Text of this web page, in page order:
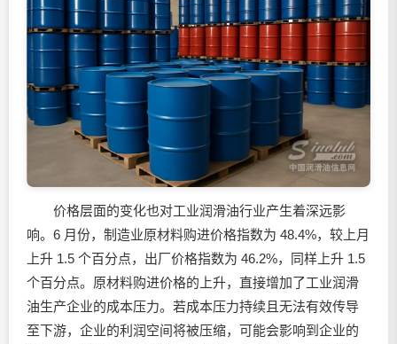
价格层面的变化也对工业润滑油行业产生着深远影
响。6 月份，制造业原材料购进价格指数为 48.4%，较上月
上升 1.5 个百分点，出厂价格指数为 46.2%，同样上升 1.5
个百分点。原材料购进价格的上升，直接增加了工业润滑
油生产企业的成本压力。若成本压力持续且无法有效传导
至下游，企业的利润空间将被压缩，可能会影响到企业的